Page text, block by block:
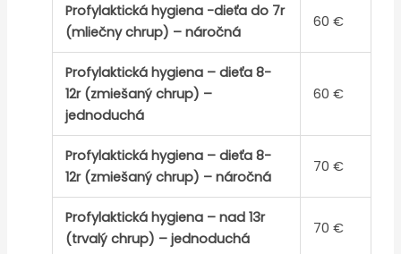
Profylaktická hygiena -dieťa do 7r
(mliečny chrup) – náročná
60 €
Profylaktická hygiena – dieťa 8-
12r (zmiešaný chrup) –
jednoduchá
60 €
Profylaktická hygiena – dieťa 8-
12r (zmiešaný chrup) – náročná
70 €
Profylaktická hygiena – nad 13r
(trvalý chrup) – jednoduchá
70 €